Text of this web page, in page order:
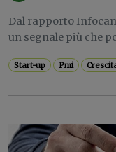
Dal rapporto
un segnale più che
Start-up Pmi